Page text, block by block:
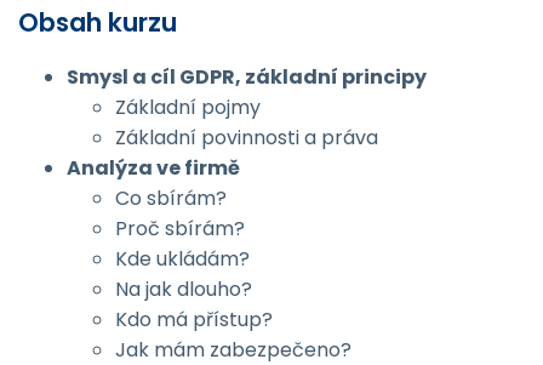
Obsah kurzu
Smysl a cíl GDPR, základní principy
Základní pojmy
Základní povinnosti a práva
Analýza ve firmě
Co sbírám?
Proč sbírám?
Kde ukládám?
Na jak dlouho?
Kdo má přístup?
Jak mám zabezpečeno?